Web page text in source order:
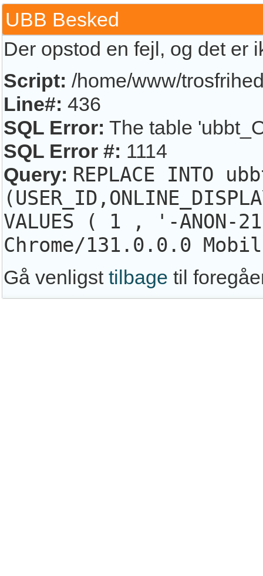
UBB Besked
Der opstod en fejl, og det
Script: /home/www/
Line#: 436
SQL Error: The table
SQL Error #: 1114
Query: REPLACE INTO
VALUES ( 1 , '-
Chrome/131.0.0.0
Gå venligst tilbage til